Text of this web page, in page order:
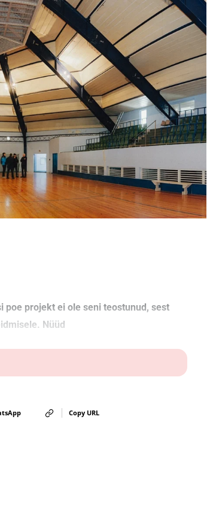
poe projekt ei ole seni teostunud, sest
Nüüd
Copy URL